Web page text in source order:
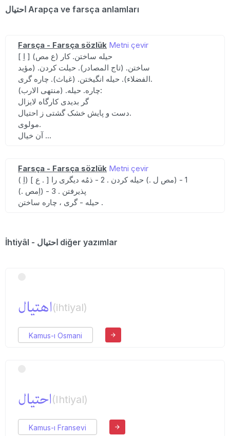
احتیال Arapça ve farsça anlamları
Farsça - Farsça sözlük Metni çevir
[ اِ ] (ع مص) حیله ساختن. کار
ساختن. (تاج المصادر). حیلت کردن. (مؤید
الفضلاء). حیله انگیختن. (غیاث). چاره گری.
چاره. حیله. (منتهی الارب):
گر بدیدی کارگاه لایزال
دست و پایش خشک گشتی ز احتیال.
مولوی.
آن خیال ...
Farsça - Farsça sözlük Metni çevir
( اِ) [ ع . ] 1 - (مص ل .) حیله کردن . 2 - ذمُه دیگری را
پذیرفتن . 3 - (اِمص .)
حیله - گری ، چاره ساختن .
İhtiyâl - احتیال diğer yazımlar
اهتیال(ihtiyal)
Kamus-ı Osmani
احتیال(Ihtiyal)
Kamus-ı Fransevi